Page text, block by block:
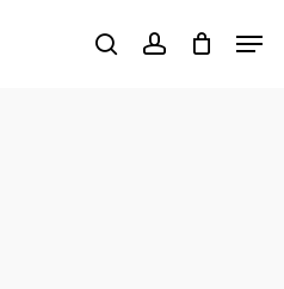
searchaccount